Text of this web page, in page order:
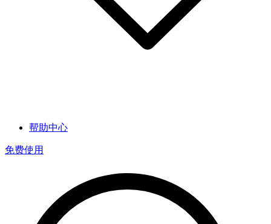
帮助中心
免费使用